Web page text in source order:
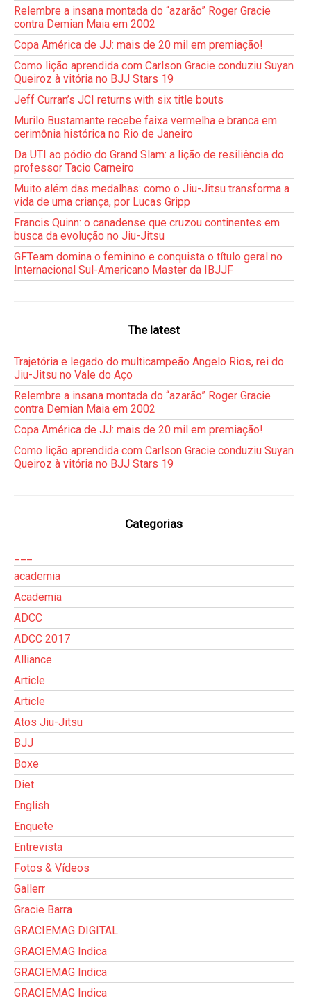
Relembre a insana montada do “azarão” Roger Gracie
contra Demian Maia em 2002
Copa América de JJ: mais de 20 mil em premiação!
Como lição aprendida com Carlson Gracie conduziu Suyan
Queiroz à vitória no BJJ Stars 19
Jeff Curran’s JCI returns with six title bouts
Murilo Bustamante recebe faixa vermelha e branca em
cerimônia histórica no Rio de Janeiro
Da UTI ao pódio do Grand Slam: a lição de resiliência do
professor Tacio Carneiro
Muito além das medalhas: como o Jiu-Jitsu transforma a
vida de uma criança, por Lucas Gripp
Francis Quinn: o canadense que cruzou continentes em
busca da evolução no Jiu-Jitsu
GFTeam domina o feminino e conquista o título geral no
Internacional Sul-Americano Master da IBJJF
The latest
Trajetória e legado do multicampeão Angelo Rios, rei do
Jiu-Jitsu no Vale do Aço
Relembre a insana montada do “azarão” Roger Gracie
contra Demian Maia em 2002
Copa América de JJ: mais de 20 mil em premiação!
Como lição aprendida com Carlson Gracie conduziu Suyan
Queiroz à vitória no BJJ Stars 19
Categorias
academia
Academia
ADCC
ADCC 2017
Alliance
Article
Article
Atos Jiu-Jitsu
BJJ
Boxe
Diet
English
Enquete
Entrevista
Fotos & Vídeos
Gallerr
Gracie Barra
GRACIEMAG DIGITAL
GRACIEMAG Indica
GRACIEMAG Indica
GRACIEMAG Indica